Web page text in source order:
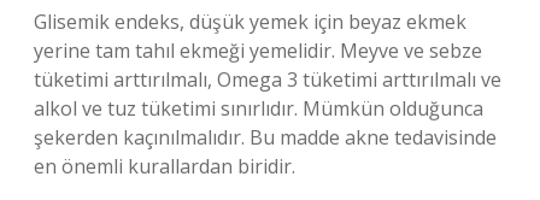
Glisemik endeks, düşük yemek için beyaz ekmek
yerine tam tahıl ekmeği yemelidir. Meyve ve sebze
tüketimi arttırılmalı, Omega 3 tüketimi arttırılmalı ve
alkol ve tuz tüketimi sınırlıdır. Mümkün olduğunca
şekerden kaçınılmalıdır. Bu madde akne tedavisinde
en önemli kurallardan biridir.